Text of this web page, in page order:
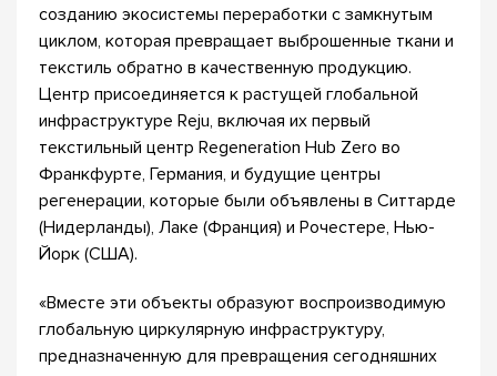
созданию экосистемы переработки с замкнутым
циклом, которая превращает выброшенные ткани и
текстиль обратно в качественную продукцию.
Центр присоединяется к растущей глобальной
инфраструктуре Reju, включая их первый
текстильный центр Regeneration Hub Zero во
Франкфурте, Германия, и будущие центры
регенерации, которые были объявлены в Ситтарде
(Нидерланды), Лаке (Франция) и Рочестере, Нью-
Йорк (США).
«Вместе эти объекты образуют воспроизводимую
глобальную циркулярную инфраструктуру,
предназначенную для превращения сегодняшних